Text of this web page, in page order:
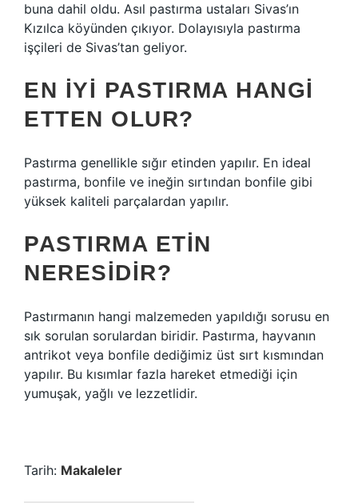
buna dahil oldu. Asıl pastırma ustaları Sivas’ın
Kızılca köyünden çıkıyor. Dolayısıyla pastırma
işçileri de Sivas’tan geliyor.
EN IYI PASTIRMA HANGI
ETTEN OLUR?
Pastırma genellikle sığır etinden yapılır. En ideal
pastırma, bonfile ve ineğin sırtından bonfile gibi
yüksek kaliteli parçalardan yapılır.
PASTIRMA ETIN
NERESIDIR?
Pastırmanın hangi malzemeden yapıldığı sorusu en
sık sorulan sorulardan biridir. Pastırma, hayvanın
antrikot veya bonfile dediğimiz üst sırt kısmından
yapılır. Bu kısımlar fazla hareket etmediği için
yumuşak, yağlı ve lezzetlidir.
Tarih: Makaleler